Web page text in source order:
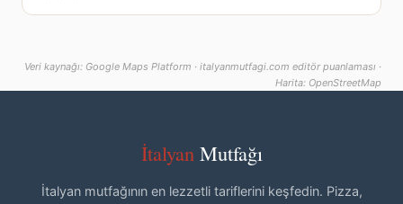
Veri kaynağı: Google Maps Platform · italyanmutfagi.com editör puanlaması ·
Harita: OpenStreetMap
İtalyanMutfağı
İtalyan mutfağının en lezzetli tariflerini keşfedin. Pizza,